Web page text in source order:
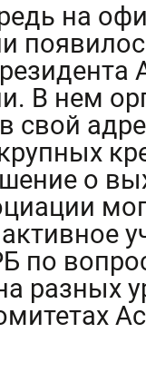
на
В нем
свой
о
по
разных